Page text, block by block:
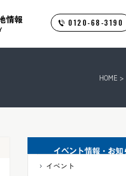
情報 0120-68-3190
HOME >
イベント